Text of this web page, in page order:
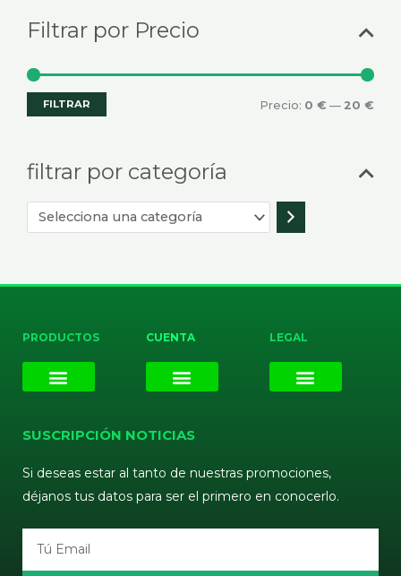
Filtrar por Precio
FILTRAR Precio: 0 € — 20 €
filtrar por categoría
PRODUCTOS CUENTA LEGAL
SUSCRIPCIÓN NOTICIAS
Si deseas estar al tanto de nuestras promociones,
déjanos tus datos para ser el primero en conocerlo.